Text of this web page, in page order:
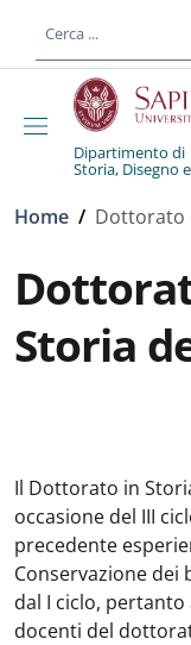
al contenuto
Dipartimento di
Storia, Disegno
Briciole di pane
Home / Dottorato
Storia
Il Dottorato in
occasione del III
precedente
Conservazione
dal I ciclo,
docenti del